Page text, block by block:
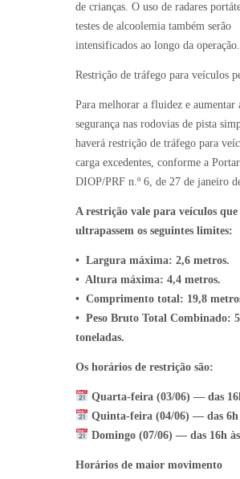
de crianças. O uso de radares
testes de alcoolemia também serão
intensificados ao longo da operação.
Restrição de tráfego para veículos
Para melhorar a fluidez e aumentar
segurança nas rodovias de pista
haverá restrição de tráfego para
carga excedentes, conforme a
DIOP/PRF n.º 6, de 27 de janeiro
A restrição vale para veículos que
ultrapassem os seguintes limites:
•⁠ ⁠Largura máxima: 2,6 metros.
•⁠ ⁠Altura máxima: 4,4 metros.
•⁠ ⁠Comprimento total: 19,8
•⁠ ⁠Peso Bruto Total Combinado:
toneladas.
Os horários de restrição são:
Quarta-feira (03/06) — das
Quinta-feira (04/06) — das 6h
Domingo (07/06) — das 16h
Horários de maior movimento